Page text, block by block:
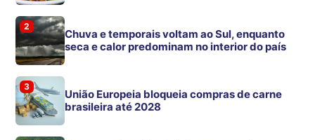
2
Chuva e temporais voltam ao Sul, enquanto
seca e calor predominam no interior do país
3
União Europeia bloqueia compras de carne
brasileira até 2028